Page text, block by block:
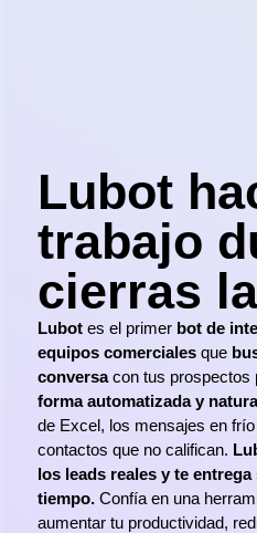
Lubot
trabajo
cierras
Lubot es el primer bot de
equipos comerciales que
conversacon tus prospectos
forma automatizada y
de Excel, los mensajes en
contactos que no califican.
los leads reales y te
tiempo.Confía en una
aumentar tu productividad,